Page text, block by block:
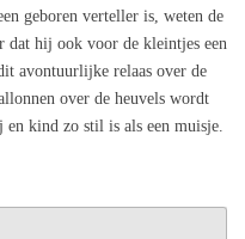
geboren verteller is, weten de
dat hij ook voor de kleintjes een
avontuurlijke relaas over de
over de heuvels wordt
en kind zo stil is als een muisje.